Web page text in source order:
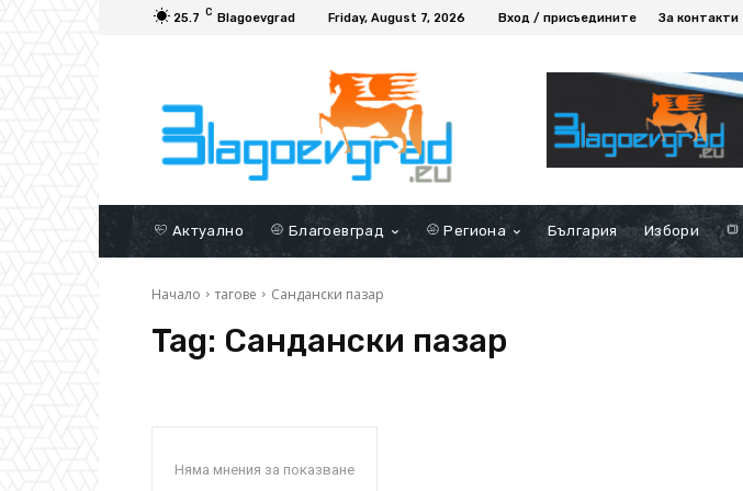
25.7 C Blagoevgrad Friday, August 7, 2026 Вход / присъедините За контакти
Актуално Благоевград Региона България Избори
Начало тагове Сандански пазар
Tag: Сандански пазар
Няма мнения за показване